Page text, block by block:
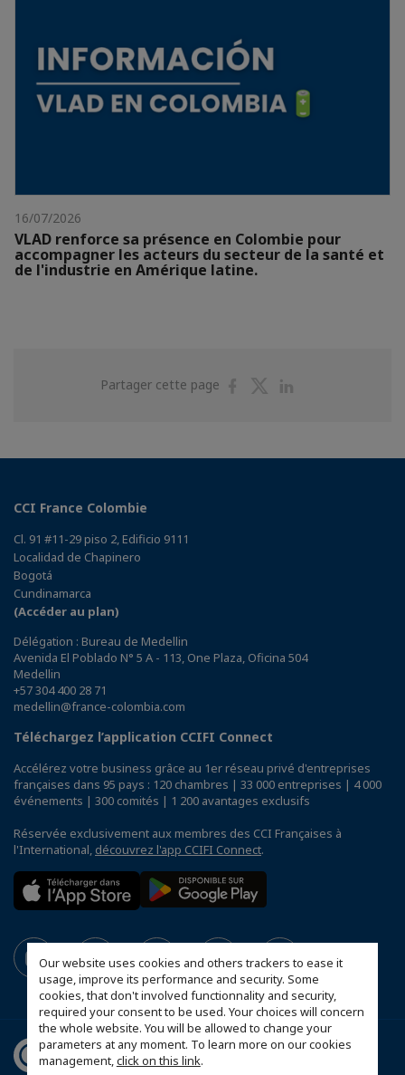
Our website uses cookies and others trackers to ease it
usage, improve its performance and security. Some
cookies, that don't involved functionnality and security,
required your consent to be used. Your choices will concern
the whole website. You will be allowed to change your
parameters at any moment. To learn more on our cookies
management,click on this link.
16/07/2026
VLAD renforce sa présence en Colombie pour
accompagner les acteurs du secteur de la santé et
de l'industrie en Amérique latine.
Partager cette page
PartagerPartager
CCI France Colombie
Cl. 91 #11-29 piso 2, Edificio 9111
Localidad de Chapinero
Bogotá
Cundinamarca
(Accéder au plan)
Délégation : Bureau de Medellin
Avenida El Poblado N° 5 A - 113, One Plaza, Oficina 504
Medellin
+57 304 400 28 71
medellin@france-colombia.com
Téléchargez l’application CCIFI Connect
Accélérez votre business grâce au 1er réseau privé d'entreprises
françaises dans 95 pays : 120 chambres | 33 000 entreprises | 4 000
événements | 300 comités | 1 200 avantages exclusifs
Réservée exclusivement aux membres des CCI Françaises à
l'International, découvrez l'app CCIFI Connect.